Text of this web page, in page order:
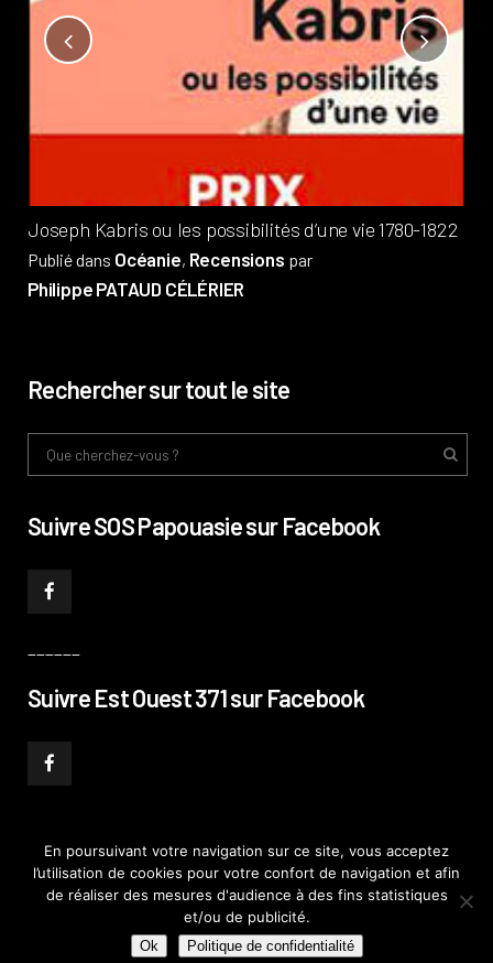
Joseph Kabris ou les possibilités d’une vie 1780-1822
Publié dans Océanie, Recensions par
Philippe PATAUD CÉLÉRIER
Rechercher sur tout le site
Suivre SOS Papouasie sur Facebook
Suivre Est Ouest 371 sur Facebook
© PHILIPPE PATAUD CÉLÉRIER 2019–MENTIONS LÉGALES–POLITIQUE DE
CONFIDENTIALITÉ–PLAN DE SITE
En poursuivant votre navigation sur ce site, vous acceptez
l’utilisation de cookies pour votre confort de navigation et afin
de réaliser des mesures d'audience à des fins statistiques
et/ou de publicité.
Ok Politique de confidentialité